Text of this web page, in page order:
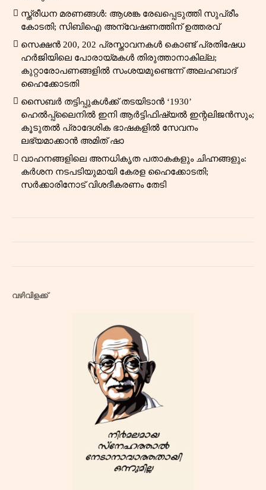
സ്ത്രീധന മരണങ്ങൾ: ആശങ്ക രേഖപ്പെടുത്തി സുപ്രീം
കോടതി; സിബിഐ അന്വേഷണത്തിന് ഉത്തരവ്
സെക്ഷൻ 200, 202 പ്രസ്താവനകൾ കൊണ്ട് പ്രതിഷേധ
ഹർജിയിലെ പോരായ്മകൾ തിരുത്താനാകില്ല;
കുറ്റാരോപണങ്ങളിൽ സംശയമുണ്ടെന്ന് അലഹബാദ്
ഹൈക്കോടതി
സൈബർ തട്ടിപ്പുകൾക്ക് തടയിടാൻ ‘1930’
ഹെൽപ്പ്‌ലൈനിൽ ഇനി ആർട്ടിഫിഷ്യൽ ഇന്റലിജൻസും;
കൂടുതൽ പ്രാദേശിക ഭാഷകളിൽ സേവനം
ലഭ്യമാക്കാൻ അമിത് ഷാ
വാഹനങ്ങളിലെ അനധികൃത പതാകകളും ചിഹ്നങ്ങളും:
കർശന നടപടിയുമായി കേരള ഹൈക്കോടതി;
സർക്കാരിനോട് വിശദീകരണം തേടി
വഴിവിളക്ക്